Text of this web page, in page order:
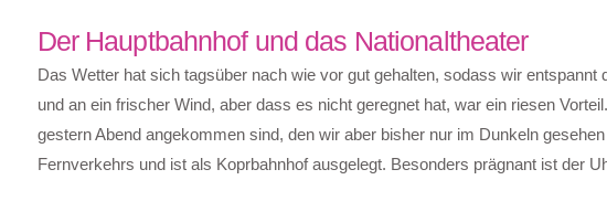
Der Hauptbahnhof und das Nationaltheater
Das Wetter hat sich tagsüber nach wie vor gut gehalten, sodass wir
und an ein frischer Wind, aber dass es nicht geregnet hat, war ein riesen
gestern Abend angekommen sind, den wir aber bisher nur im Dunkeln
Fernverkehrs und ist als Koprbahnhof ausgelegt. Besonders prägnant ist der